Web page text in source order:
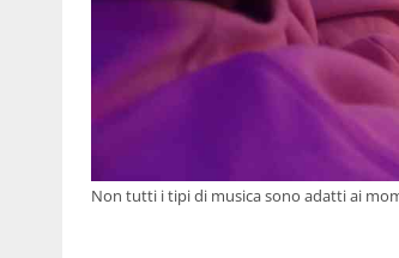
Non tutti i tipi di musica sono adatti ai